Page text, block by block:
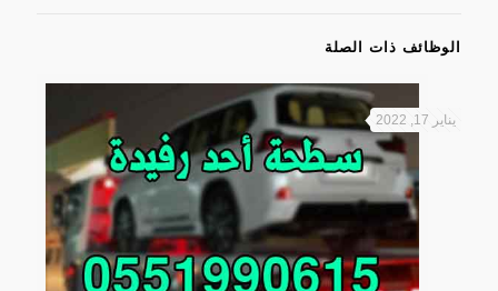
الوظائف ذات الصلة
يناير 17, 2022